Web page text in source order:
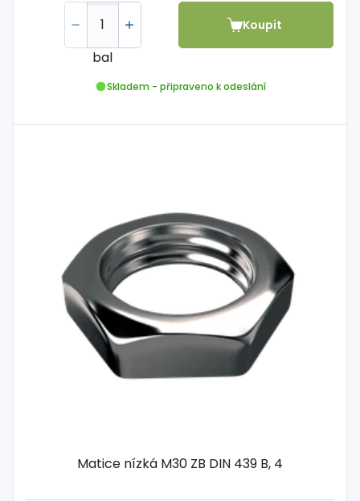
bal
Koupit
Skladem - připraveno k odeslání
Matice nízká M30 ZB DIN 439 B, 4